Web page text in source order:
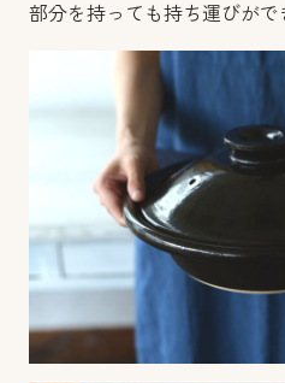
部分を持っても持ち運びがで